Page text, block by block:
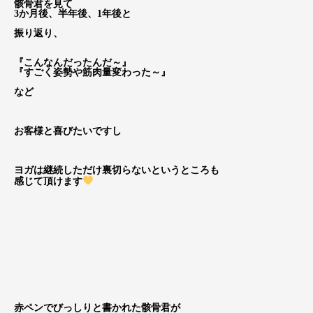
骸骨君を見て
3か月後、半年後、1年後と
振り返り、
『こんなんだったんだ～』
『すごく姿勢や筋肉量変わった～』
など
お客様と喜びたいですし
ヨガは継続しただけ裏切らないというところも
感じて頂けます
赤ペンでびっしりと書かれた骸骨君が